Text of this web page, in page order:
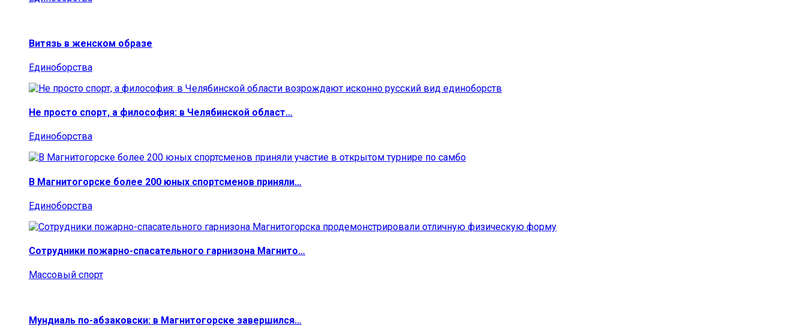
Витязь в женском образе
Единоборства
Не просто спорт, а философия: в Челябинской област…
Единоборства
В Магнитогорске более 200 юных спортсменов приняли…
Единоборства
Сотрудники пожарно-спасательного гарнизона Магнито…
Массовый спорт
Мундиаль по-абзаковски: в Магнитогорске завершился…